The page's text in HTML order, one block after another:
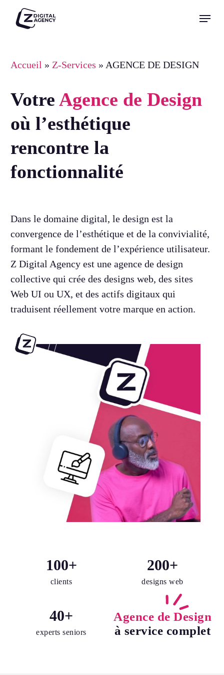
Menu
Accueil » Z-Services » AGENCE DE DESIGN
VotreAgence de Design
où l’esthétique
rencontre la
fonctionnalité
Dans le domaine digital, le design est la
convergence de l’esthétique et de la convivialité,
formant le fondement de l’expérience utilisateur.
Z Digital Agency est une agence de design
collective qui crée des designs web, des sites
Web UI ou UX, et des actifs digitaux qui
traduisent réellement votre marque en action.
100+
clients
200+
designs web
40+
experts seniors
Agence de Design
à service complet